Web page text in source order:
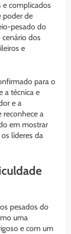
e complicados
poder de
pesado do
dos
e
para o
a técnica e
e a
reconhece a
em mostrar
líderes da
pesados do
uma
e com um